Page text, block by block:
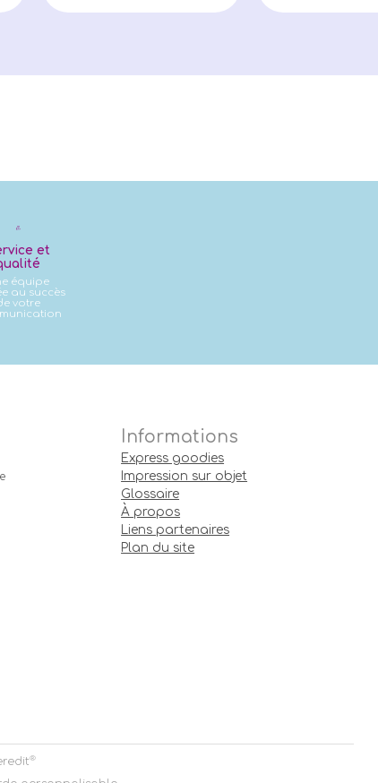
et
équipe
au succès
votre
Informations
Express goodies
Impression sur objet
Glossaire
À propos
Liens partenaires
Plan du site
®